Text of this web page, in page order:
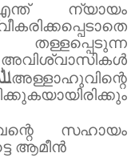
എന്ത് ന്യായം
അള്ളാഹുവിന്റെ
സഹായം
ആമീൻ